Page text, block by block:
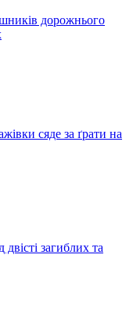
дорожнього
сяде за ґрати на
загиблих та